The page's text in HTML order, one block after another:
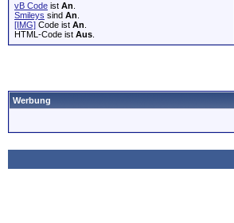
vB Code ist An
Smileys sind An
[IMG] Code ist An
HTML-Code ist Aus
Werbung